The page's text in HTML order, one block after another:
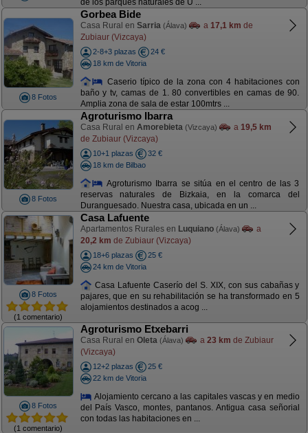
de los parques naturales de U ...
8 Fotos
Gorbea Bide
Casa Rural en Sarria (Álava) a 17,1 km de
Zubiaur (Vizcaya)
2-8+3 plazas
24 €
18 km de Vitoria
Caserio típico de la zona con 4 habitaciones con
baño y tv, camas de 1. 80 convertibles en camas de 90.
Amplia zona de sala de estar 100mtrs ...
8 Fotos
Agroturismo Ibarra
Casa Rural en Amorebieta (Vizcaya) a 19,5 km
de Zubiaur (Vizcaya)
10+1 plazas
32 €
18 km de Bilbao
Agroturismo Ibarra se sitúa en el centro de las 3
reservas naturales de Bizkaia, en la comarca del
Duranguesado. Nuestra casa, ubicada en un ...
8 Fotos
(1 comentario)
Casa Lafuente
Apartamentos Rurales en Luquiano (Álava)
a
20,2 km de Zubiaur (Vizcaya)
18+6 plazas
25 €
24 km de Vitoria
Casa Lafuente Caserío del S. XIX, con sus cabañas y
pajares, que en su rehabilitación se ha transformado en 5
alojamientos destinados a acog ...
8 Fotos
(1 comentario)
Agroturismo Etxebarri
Casa Rural en Oleta (Álava) a 23 km de Zubiaur
(Vizcaya)
12+2 plazas
25 €
22 km de Vitoria
Alojamiento cercano a las capitales vascas y en medio
del País Vasco, montes, pantanos. Antigua casa señorial
con todas las habitaciones en ...